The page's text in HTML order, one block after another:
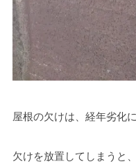
屋根の欠けは、経年劣化
欠けを放置してしまうと